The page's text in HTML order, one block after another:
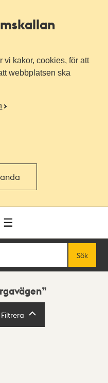
vi kakor, cookies, för att
webbplatsen ska
Sök
Filtrera